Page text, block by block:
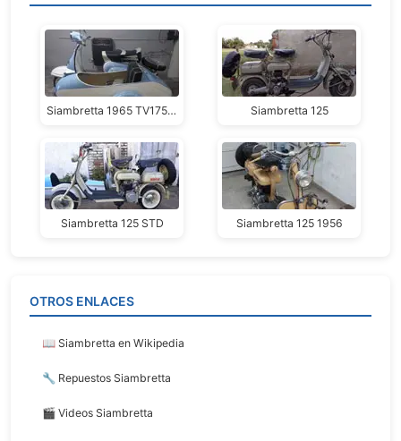
Siambretta 1965 TV175 Sidecar Siambretta 125
Siambretta 125 STD Siambretta 125 1956
OTROS ENLACES
📖 Siambretta en Wikipedia
🔧 Repuestos Siambretta
🎬 Videos Siambretta